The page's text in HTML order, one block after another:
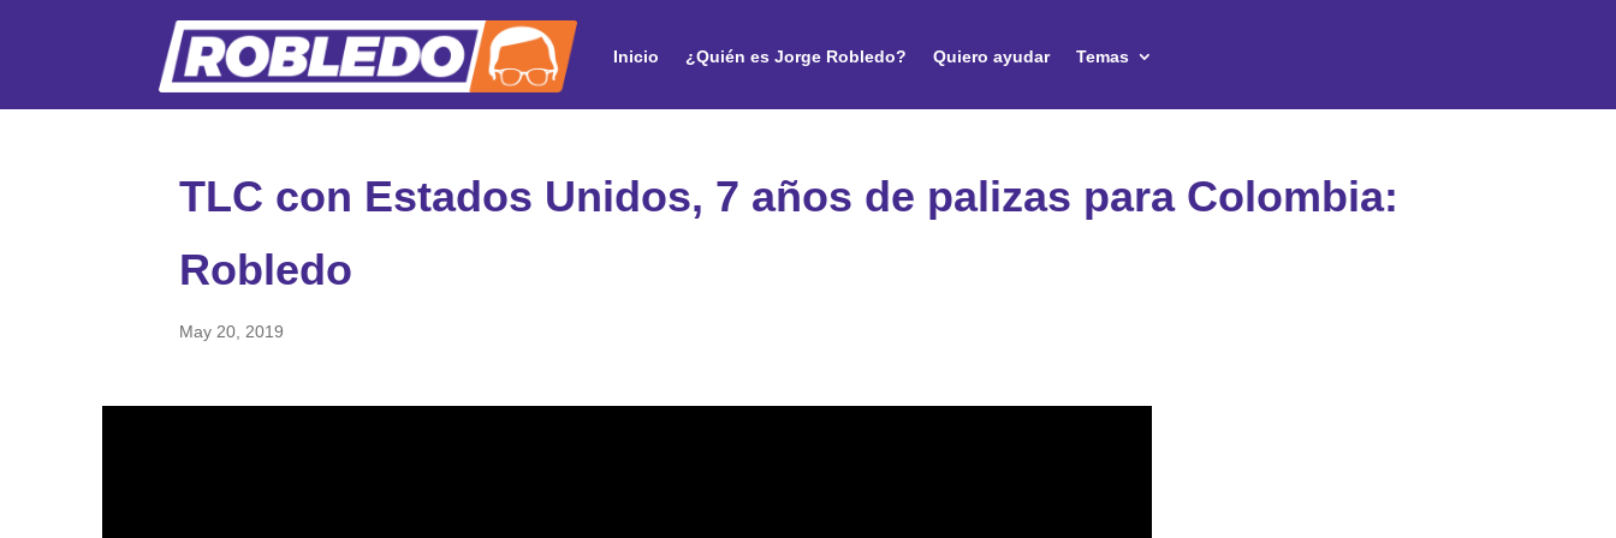
Inicio ¿Quién es Jorge Robledo? Quiero ayudar Temas
TLC con Estados Unidos, 7 años de palizas para Colombia:
Robledo
May 20, 2019